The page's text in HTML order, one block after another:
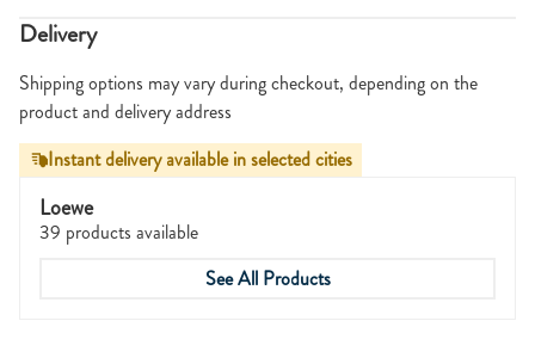
Delivery
Shipping options may vary during checkout, depending on the
product and delivery address
Instant delivery available in selected cities
Loewe
39 products available
See All Products